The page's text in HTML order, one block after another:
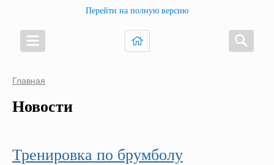
Перейти на полную версию
Главная
Новости
Тренировка по брумболу